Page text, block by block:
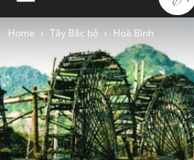
Home Tây Bắc bộ Hoà Bình